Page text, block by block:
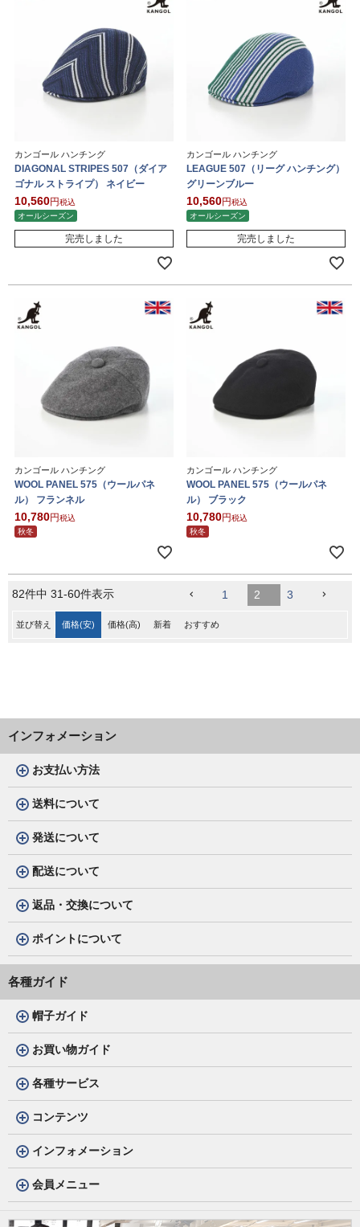
カンゴール ハンチング
DIAGONAL STRIPES 507（ダイア
ゴナル ストライプ） ネイビー
10,560
税込
オールシーズン
完売しました
カンゴール ハンチング
LEAGUE 507（リーグ ハンチング）
グリーンブルー
10,560
税込
オールシーズン
完売しました
カンゴール ハンチング
WOOL PANEL 575（ウールパネ
ル） フランネル
10,780
税込
秋冬
カンゴール ハンチング
WOOL PANEL 575（ウールパネ
ル） ブラック
10,780
税込
秋冬
並び替え 価格(安) 価格(高) 新着 おすすめ
82件中 31-60件表示 1 2 3
インフォメーション
お支払い方法
送料について
発送について
配送について
返品・交換について
ポイントについて
各種ガイド
帽子ガイド
お買い物ガイド
各種サービス
コンテンツ
インフォメーション
会員メニュー